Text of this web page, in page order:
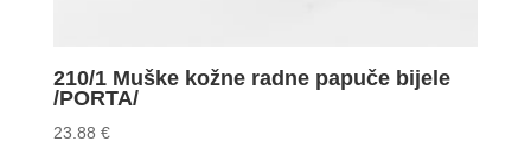
210/1 Muške kožne radne papuče bijele
/PORTA/
23.88 €